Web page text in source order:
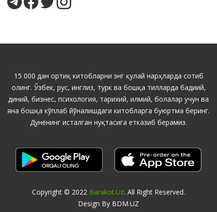
15 000 дан ортиқ китобларни энг қулай нарҳларда сотиб
олинг. Ўзбек, рус, инглиз, турк ва бошқа тилларда бадиий,
диний, бизнес, психология, тарихий, илмий, болалар учун ва
яна бошқа кўплаб йўналишдаги китобларга буюртма беринг.
Дунёнинг исталган нуқтасига етказиб берамиз.
Copyright © 2022 Barakot.uz. All Right Reserved.
Design By BDM.UZ